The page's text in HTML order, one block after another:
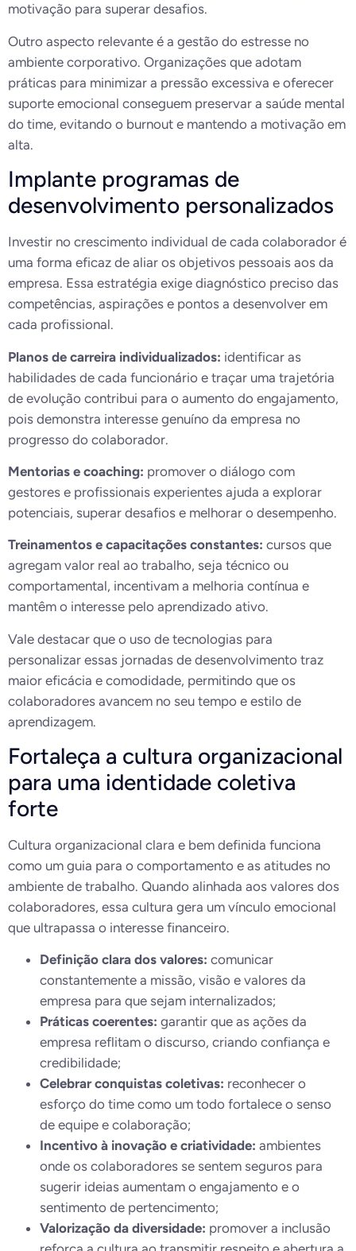
motivação para superar desafios.
Outro aspecto relevante é a gestão do estresse no
ambiente corporativo. Organizações que adotam
práticas para minimizar a pressão excessiva e oferecer
suporte emocional conseguem preservar a saúde mental
do time, evitando o burnout e mantendo a motivação em
alta.
Implante programas de
desenvolvimento personalizados
Investir no crescimento individual de cada colaborador é
uma forma eficaz de aliar os objetivos pessoais aos da
empresa. Essa estratégia exige diagnóstico preciso das
competências, aspirações e pontos a desenvolver em
cada profissional.
Planos de carreira individualizados: identificar as
habilidades de cada funcionário e traçar uma trajetória
de evolução contribui para o aumento do engajamento,
pois demonstra interesse genuíno da empresa no
progresso do colaborador.
Mentorias e coaching: promover o diálogo com
gestores e profissionais experientes ajuda a explorar
potenciais, superar desafios e melhorar o desempenho.
Treinamentos e capacitações constantes: cursos que
agregam valor real ao trabalho, seja técnico ou
comportamental, incentivam a melhoria contínua e
mantêm o interesse pelo aprendizado ativo.
Vale destacar que o uso de tecnologias para
personalizar essas jornadas de desenvolvimento traz
maior eficácia e comodidade, permitindo que os
colaboradores avancem no seu tempo e estilo de
aprendizagem.
Fortaleça a cultura organizacional
para uma identidade coletiva
forte
Cultura organizacional clara e bem definida funciona
como um guia para o comportamento e as atitudes no
ambiente de trabalho. Quando alinhada aos valores dos
colaboradores, essa cultura gera um vínculo emocional
que ultrapassa o interesse financeiro.
Definição clara dos valores: comunicar
constantemente a missão, visão e valores da
empresa para que sejam internalizados;
Práticas coerentes: garantir que as ações da
empresa reflitam o discurso, criando confiança e
credibilidade;
Celebrar conquistas coletivas: reconhecer o
esforço do time como um todo fortalece o senso
de equipe e colaboração;
Incentivo à inovação e criatividade: ambientes
onde os colaboradores se sentem seguros para
sugerir ideias aumentam o engajamento e o
sentimento de pertencimento;
Valorização da diversidade: promover a inclusão